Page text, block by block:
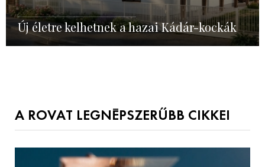
Új életre kelhetnek a hazai Kádár-kockák
A ROVAT LEGNÉPSZERŰBB CIKKEI